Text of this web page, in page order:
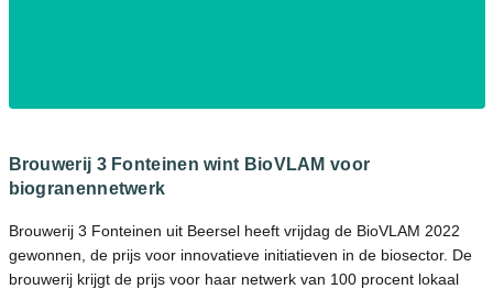
Brouwerij 3 Fonteinen wint BioVLAM voor
biogranennetwerk
Brouwerij 3 Fonteinen uit Beersel heeft vrijdag de BioVLAM 2022
gewonnen, de prijs voor innovatieve initiatieven in de biosector. De
brouwerij krijgt de prijs voor haar netwerk van 100 procent lokaal